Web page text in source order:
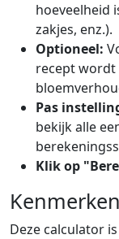
hoeveelheid
zakjes, enz.).
Optioneel:
recept
Pas
bekijk alle
Klik op
Deze calculator